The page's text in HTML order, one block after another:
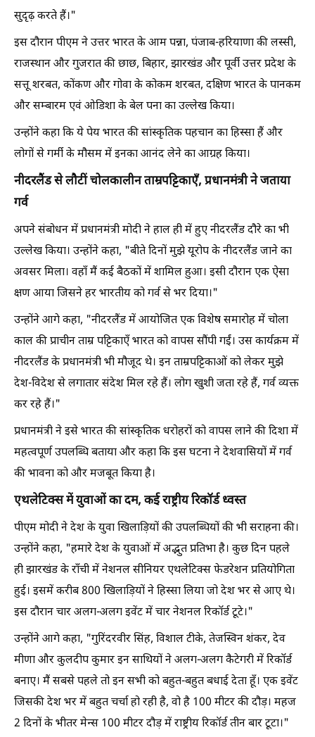
सुदृढ़ करते हैं।"
इस दौरान पीएम ने उत्तर भारत के आम पन्ना, पंजाब-हरियाणा की लस्सी,
राजस्थान और गुजरात की छाछ, बिहार, झारखंड और पूर्वी उत्तर प्रदेश के
सत्तू शरबत, कोंकण और गोवा के कोकम शरबत, दक्षिण भारत के पानकम
और सम्बारम एवं ओडिशा के बेल पना का उल्लेख किया।
उन्होंने कहा कि ये पेय भारत की सांस्कृतिक पहचान का हिस्सा हैं और
लोगों से गर्मी के मौसम में इनका आनंद लेने का आग्रह किया।
नीदरलैंड से लौटीं चोलकालीन ताम्रपट्टिकाएँ, प्रधानमंत्री ने जताया
गर्व
अपने संबोधन में प्रधानमंत्री मोदी ने हाल ही में हुए नीदरलैंड दौरे का भी
उल्लेख किया। उन्होंने कहा, "बीते दिनों मुझे यूरोप के नीदरलैंड जाने का
अवसर मिला। वहाँ मैं कई बैठकों में शामिल हुआ। इसी दौरान एक ऐसा
क्षण आया जिसने हर भारतीय को गर्व से भर दिया।"
उन्होंने आगे कहा, "नीदरलैंड में आयोजित एक विशेष समारोह में चोला
काल की प्राचीन ताम्र पट्टिकाएँ भारत को वापस सौंपी गईं। उस कार्यक्रम में
नीदरलैंड के प्रधानमंत्री भी मौजूद थे। इन ताम्रपट्टिकाओं को लेकर मुझे
देश-विदेश से लगातार संदेश मिल रहे हैं। लोग खुशी जता रहे हैं, गर्व व्यक्त
कर रहे हैं।"
प्रधानमंत्री ने इसे भारत की सांस्कृतिक धरोहरों को वापस लाने की दिशा में
महत्वपूर्ण उपलब्धि बताया और कहा कि इस घटना ने देशवासियों में गर्व
की भावना को और मजबूत किया है।
एथलेटिक्स में युवाओं का दम, कई राष्ट्रीय रिकॉर्ड ध्वस्त
पीएम मोदी ने देश के युवा खिलाड़ियों की उपलब्धियों की भी सराहना की।
उन्होंने कहा, "हमारे देश के युवाओं में अद्भुत प्रतिभा है। कुछ दिन पहले
ही झारखंड के राँची में नेशनल सीनियर एथलेटिक्स फेडरेशन प्रतियोगिता
हुई। इसमें करीब 800 खिलाड़ियों ने हिस्सा लिया जो देश भर से आए थे।
इस दौरान चार अलग-अलग इवेंट में चार नेशनल रिकॉर्ड टूटे।"
उन्होंने आगे कहा, "गुरिंदरवीर सिंह, विशाल टीके, तेजस्विन शंकर, देव
मीणा और कुलदीप कुमार इन साथियों ने अलग-अलग कैटेगरी में रिकॉर्ड
बनाए। मैं सबसे पहले तो इन सभी को बहुत-बहुत बधाई देता हूँ। एक इवेंट
जिसकी देश भर में बहुत चर्चा हो रही है, वो है 100 मीटर की दौड़। महज
2 दिनों के भीतर मेन्स 100 मीटर दौड़ में राष्ट्रीय रिकॉर्ड तीन बार टूटा।"